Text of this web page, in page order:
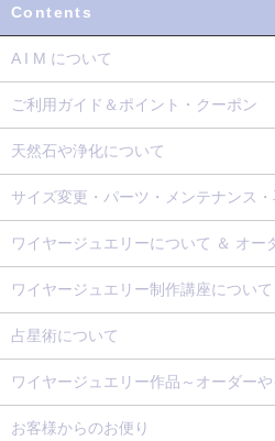
Contents
A I M について
ご利用ガイド＆ポイント・クーポン
天然石や浄化について
サイズ変更・パーツ・メンテナンス
ワイヤージュエリーについて ＆ オー
ワイヤージュエリー制作講座について
占星術について
ワイヤージュエリー作品～オーダー
お客様からのお便り